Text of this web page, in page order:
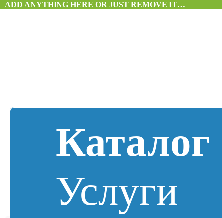
ADD ANYTHING HERE OR JUST REMOVE IT…
Каталог
Услуги